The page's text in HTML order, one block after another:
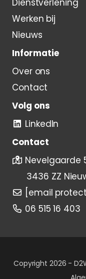
Dienstverlening
Werken bij
Nieuws
Informatie
Over ons
Contact
Volg ons
LinkedIn
Contact
Nevelgaarde
3436 ZZ
[email
06 515 16 403
Copyright 2026 -